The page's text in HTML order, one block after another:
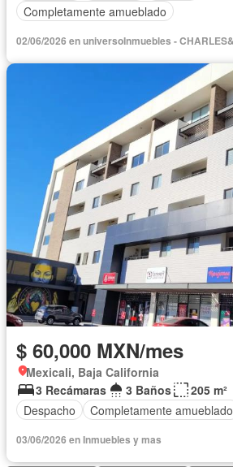
Completamente amueblado
$ 60,000 MXN/mes
Mexicali, Baja California
3 Recámaras
3 Baños
205 m²
Despacho
Completamente amueblado
03/06/2026 en Inmuebles y mas